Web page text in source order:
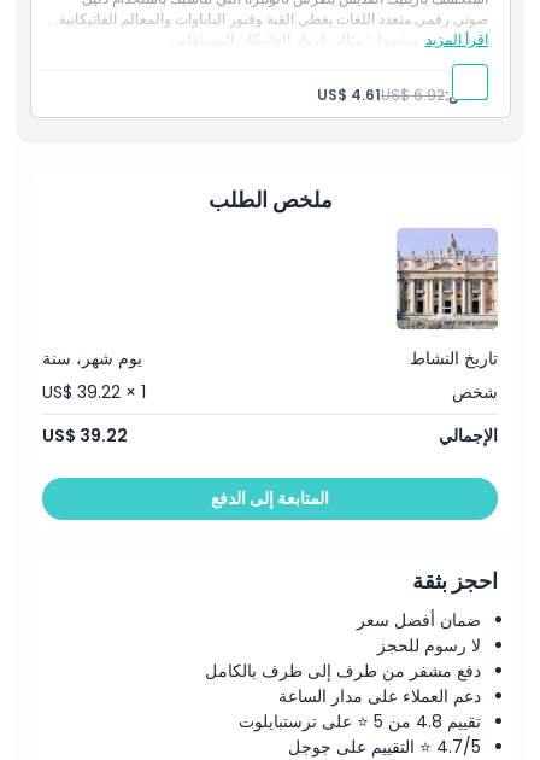
ما يجب معرفته
الموقع
سياسة الإلغاء
صوتي رقمي متعدد اللغات يغطي القبة وقبور الباباوات والمعالم الفاتيكانية.
الدخول غير مشمول؛ مثالي لزوار الفاتيكان المستقلين.
اقرأ المزيد
شخص:US$ 6.92
US$ 4.61
ملخص الطلب
تاريخ النشاط
يوم شهر، سنة
شخص
US$ 39.22 × 1
الإجمالي
US$ 39.22
المتابعة إلى الدفع
احجز بثقة
ضمان أفضل سعر
لا رسوم للحجز
دفع مشفر من طرف إلى طرف بالكامل
دعم العملاء على مدار الساعة
تقييم 4.8 من 5 ⭐ على ترستبايلوت
4.7/5 ⭐ التقييم على جوجل